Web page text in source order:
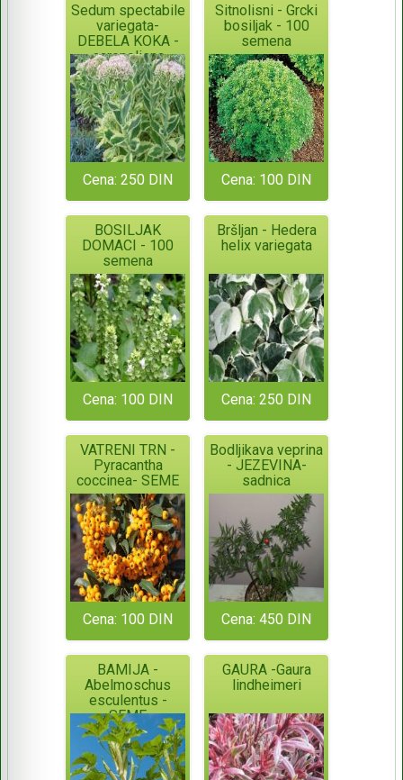
Sedum spectabile
variegata-
DEBELA KOKA -
sarenolisna
Cena: 250 DIN
Sitnolisni - Grcki
bosiljak - 100
semena
Cena: 100 DIN
BOSILJAK
DOMACI - 100
semena
Cena: 100 DIN
Bršljan - Hedera
helix variegata
Cena: 250 DIN
VATRENI TRN -
Pyracantha
coccinea- SEME
Cena: 100 DIN
Bodljikava veprina
- JEZEVINA-
sadnica
Cena: 450 DIN
BAMIJA -
Abelmoschus
esculentus -
SEME
GAURA -Gaura
lindheimeri